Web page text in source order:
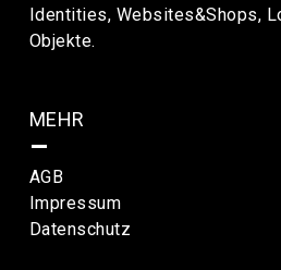
Identities, Websites&Shops,
Objekte.
MEHR
–
AGB
Impressum
Datenschutz